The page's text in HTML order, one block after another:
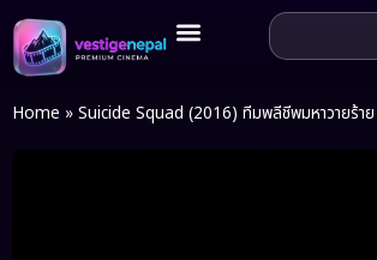
Home » Suicide Squad (2016) ทีมพลีชีพมหาวายร้าย